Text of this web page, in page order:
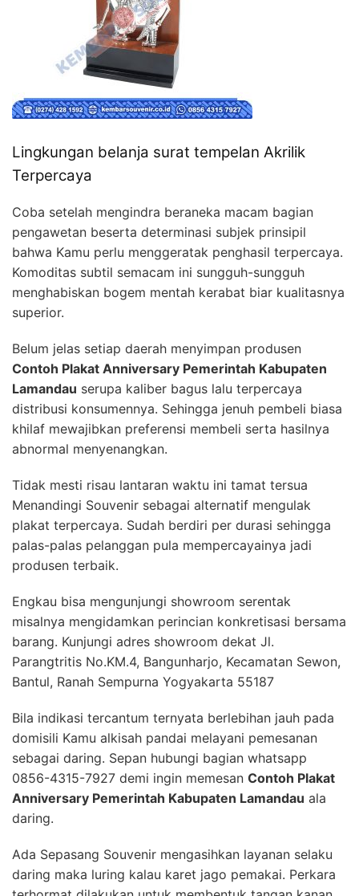
Lingkungan belanja surat tempelan Akrilik
Terpercaya
Coba setelah mengindra beraneka macam bagian
pengawetan beserta determinasi subjek prinsipil
bahwa Kamu perlu menggeratak penghasil terpercaya.
Komoditas subtil semacam ini sungguh-sungguh
menghabiskan bogem mentah kerabat biar kualitasnya
superior.
Belum jelas setiap daerah menyimpan produsen
Contoh Plakat Anniversary Pemerintah Kabupaten
Lamandau serupa kaliber bagus lalu terpercaya
distribusi konsumennya. Sehingga jenuh pembeli biasa
khilaf mewajibkan preferensi membeli serta hasilnya
abnormal menyenangkan.
Tidak mesti risau lantaran waktu ini tamat tersua
Menandingi Souvenir sebagai alternatif mengulak
plakat terpercaya. Sudah berdiri per durasi sehingga
palas-palas pelanggan pula mempercayainya jadi
produsen terbaik.
Engkau bisa mengunjungi showroom serentak
misalnya mengidamkan perincian konkretisasi bersama
barang. Kunjungi adres showroom dekat Jl.
Parangtritis No.KM.4, Bangunharjo, Kecamatan Sewon,
Bantul, Ranah Sempurna Yogyakarta 55187
Bila indikasi tercantum ternyata berlebihan jauh pada
domisili Kamu alkisah pandai melayani pemesanan
sebagai daring. Sepan hubungi bagian whatsapp
0856-4315-7927 demi ingin memesan Contoh Plakat
Anniversary Pemerintah Kabupaten Lamandau ala
daring.
Ada Sepasang Souvenir mengasihkan layanan selaku
daring maka luring kalau karet jago pemakai. Perkara